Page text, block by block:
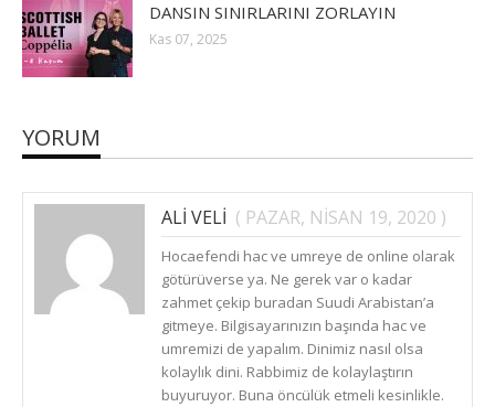
DANSIN SINIRLARINI ZORLAYIN
Kas 07, 2025
YORUM
ALI VELI ( PAZAR, NISAN 19, 2020 )
CEVAPLA
Hocaefendi hac ve umreye de online olarak
götürüverse ya. Ne gerek var o kadar
zahmet çekip buradan Suudi Arabistan’a
gitmeye. Bilgisayarınızın başında hac ve
umremizi de yapalım. Dinimiz nasıl olsa
kolaylık dini. Rabbimiz de kolaylaştırın
buyuruyor. Buna öncülük etmeli kesinlikle.